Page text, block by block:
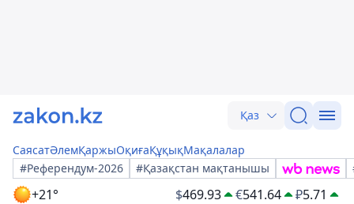
Қаз
СаясатӘлемҚаржыОқиғаҚұқықМақалалар
#Референдум-2026
#Қазақстан мақтанышы
+21° $469.93 €541.64 ₽5.71